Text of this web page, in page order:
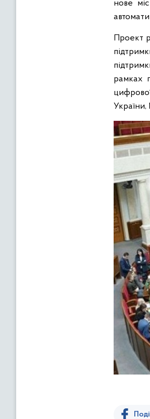
нове
Проект
рамках
України,